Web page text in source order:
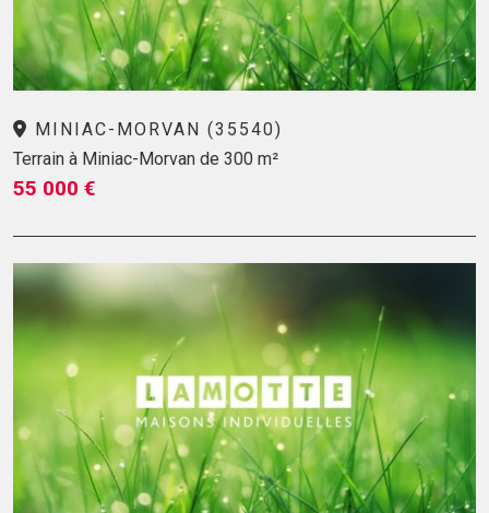
MINIAC-MORVAN (35540)
Terrain à Miniac-Morvan de 300 m²
55 000 €